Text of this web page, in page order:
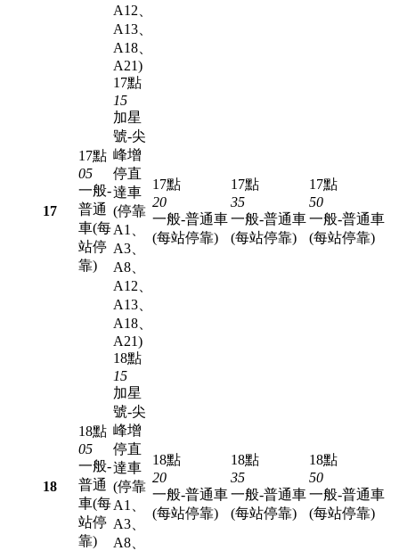
A12、
A13、
A18、
A21)
17
17點
05
一般-
普通
車(每
站停
靠)
17點
15
加星
號-尖
峰增
停直
達車
(停靠
A1、
A3、
A8、
A12、
A13、
A18、
A21)
17點
20
一般-普通車
(每站停靠)
17點
35
一般-普通車
(每站停靠)
17點
50
一般-普通車
(每站停靠)
18
18點
05
一般-
普通
車(每
站停
靠)
18點
15
加星
號-尖
峰增
停直
達車
(停靠
A1、
A3、
A8、
18點
20
一般-普通車
(每站停靠)
18點
35
一般-普通車
(每站停靠)
18點
50
一般-普通車
(每站停靠)